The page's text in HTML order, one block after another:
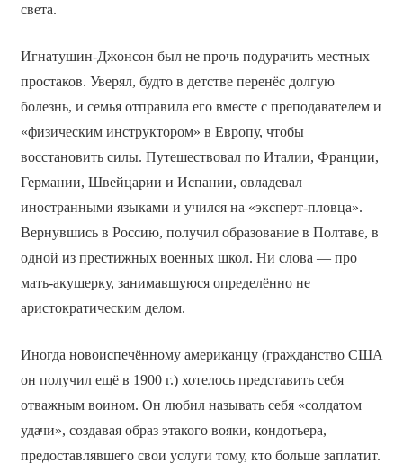
света.
Игнатушин-Джонсон был не прочь подурачить местных
простаков. Уверял, будто в детстве перенёс долгую
болезнь, и семья отправила его вместе с преподавателем и
«физическим инструктором» в Европу, чтобы
восстановить силы. Путешествовал по Италии, Франции,
Германии, Швейцарии и Испании, овладевал
иностранными языками и учился на «эксперт-пловца».
Вернувшись в Россию, получил образование в Полтаве, в
одной из престижных военных школ. Ни слова — про
мать-акушерку, занимавшуюся определённо не
аристократическим делом.
Иногда новоиспечённому американцу (гражданство США
он получил ещё в 1900 г.) хотелось представить себя
отважным воином. Он любил называть себя «солдатом
удачи», создавая образ этакого вояки, кондотьера,
предоставлявшего свои услуги тому, кто больше заплатит.